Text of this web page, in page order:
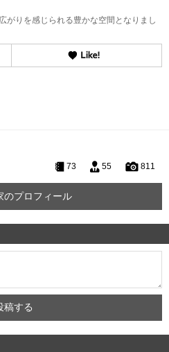
がりを感じられる豊かな空間となりまし
73 55 811
のプロフィール